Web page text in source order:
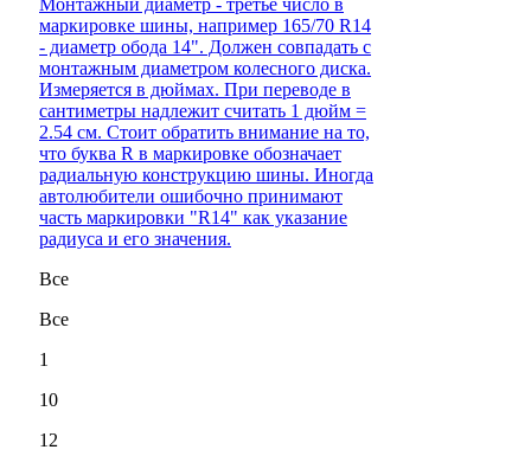
Монтажный диаметр - третье число в
маркировке шины, например 165/70 R14
- диаметр обода 14". Должен совпадать с
монтажным диаметром колесного диска.
Измеряется в дюймах. При переводе в
сантиметры надлежит считать 1 дюйм =
2.54 см. Стоит обратить внимание на то,
что буква R в маркировке обозначает
радиальную конструкцию шины. Иногда
автолюбители ошибочно принимают
часть маркировки "R14" как указание
радиуса и его значения.
Все
Все
1
10
12